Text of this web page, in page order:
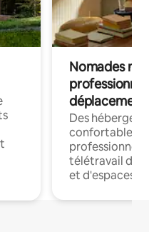
Nomades
déplacement
Des
confortables
professionnels
télétravail
et d'espaces